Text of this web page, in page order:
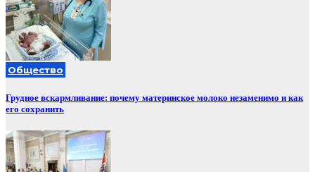
Общество
Грудное вскармливание: почему материнское молоко незаменимо и как
его сохранить